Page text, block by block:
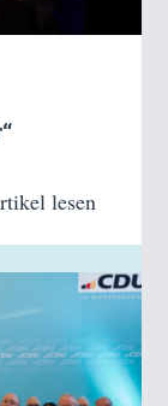
lesen